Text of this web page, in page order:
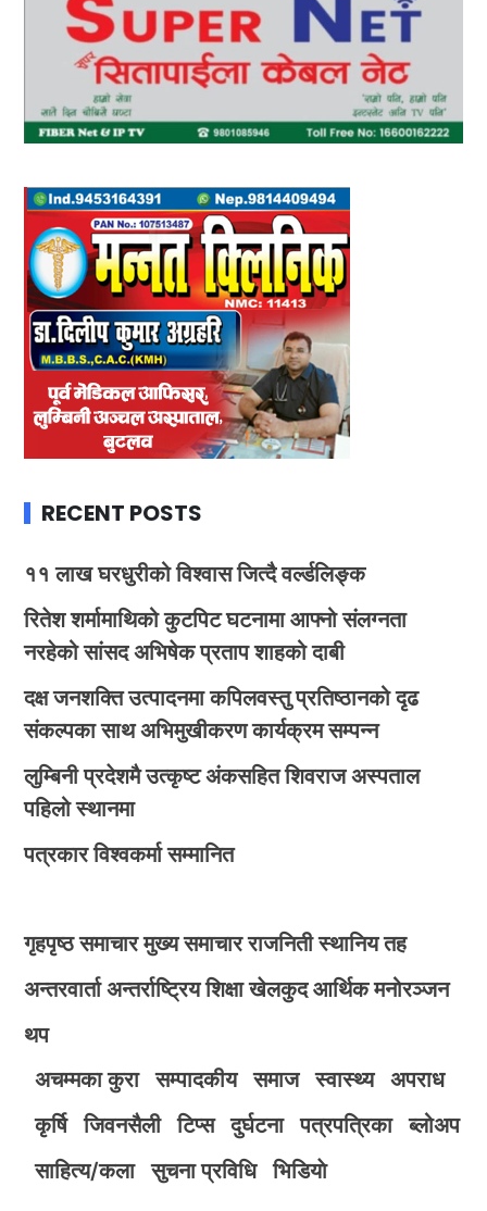
RECENT POSTS
११ लाख घरधुरीको विश्वास जित्दै वर्ल्डलिङ्क
रितेश शर्मामाथिको कुटपिट घटनामा आफ्नो संलग्नता
नरहेको सांसद अभिषेक प्रताप शाहको दाबी
दक्ष जनशक्ति उत्पादनमा कपिलवस्तु प्रतिष्ठानको दृढ
संकल्पका साथ अभिमुखीकरण कार्यक्रम सम्पन्न
लुम्बिनी प्रदेशमै उत्कृष्ट अंकसहित शिवराज अस्पताल
पहिलो स्थानमा
पत्रकार विश्वकर्मा सम्मानित
गृहपृष्ठ समाचार मुख्य समाचार राजनिती स्थानिय तह
अन्तरवार्ता अन्तर्राष्ट्रिय शिक्षा खेलकुद आर्थिक मनोरञ्जन
थप
अचम्मका कुरा
सम्पादकीय समाज स्वास्थ्य
अपराध
कृर्षि
जिवनसैली टिप्स दुर्घटना पत्रपत्रिका
ब्लोअप
साहित्य/कला
सुचना प्रविधि भिडियाे